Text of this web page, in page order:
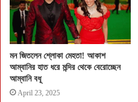
মন জিতলেন শ্লোকা মেহতা! আকাশ
আম্বানির হাত ধরে মন্দির থেকে বেরোচ্ছেন
আম্বানি বধূ
April 23, 2025